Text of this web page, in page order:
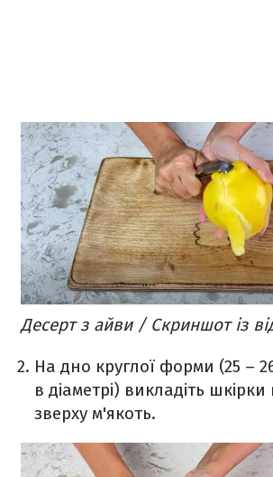
Десерт з айви / Скриншот із
На дно круглої форми (25 –
в діаметрі) викладіть
зверху м'якоть.